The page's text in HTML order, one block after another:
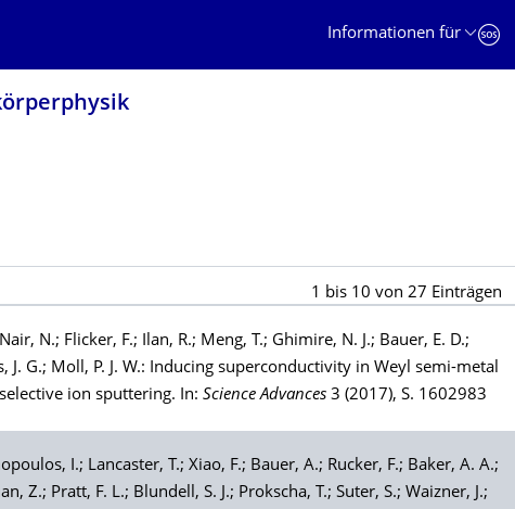
Informationen für
1 bis 10 von 27 Einträgen
Nair, N.; Flicker, F.; Ilan, R.; Meng, T.; Ghimire, N. J.; Bauer, E. D.;
, J. G.; Moll, P. J. W.: Inducing superconductivity in Weyl semi-metal
ion sputtering. In: Science Advances 3 (2017), S. 1602983
, I.; Lancaster, T.; Xiao, F.; Bauer, A.; Rucker, F.; Baker, A. A.;
, Z.; Pratt, F. L.; Blundell, S. J.; Prokscha, T.; Suter, S.; Waizner, J.;